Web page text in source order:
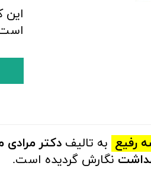
این
رفیع به تالیف دکتر مرادی
نگارش گردیده است.